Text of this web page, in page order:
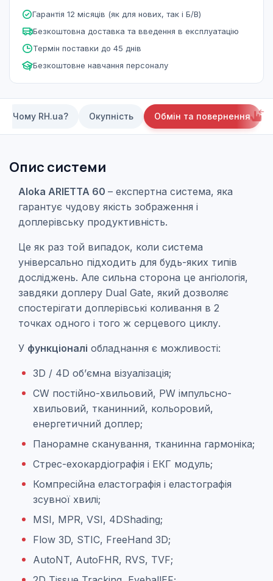
Гарантія 12 місяців (як для нових, так і Б/В)
Безкоштовна доставка та введення в експлуатацію
Термін поставки до 45 днів
Безкоштовне навчання персоналу
Чому RH.ua? Окупність Обмін та повернення
Опис системи
Aloka ARIETTA 60 – експертна система, яка
гарантує чудову якість зображення і
доплерівську продуктивність.
Це як раз той випадок, коли система
універсально підходить для будь-яких типів
досліджень. Але сильна сторона це ангіологія,
завдяки доплеру Dual Gate, який дозволяє
спостерігати доплерівські коливання в 2
точках одного і того ж серцевого циклу.
У функціоналі обладнання є можливості:
3D / 4D об’ємна візуалізація;
CW постійно-хвильовий, PW імпульсно-
хвильовий, тканинний, кольоровий,
енергетичний доплер;
Панорамне сканування, тканинна гармоніка;
Стрес-ехокардіографія і ЕКГ модуль;
Компресійна еластографія і еластографія
зсувної хвилі;
MSI, MPR, VSI, 4DShading;
Flow 3D, STIC, FreeHand 3D;
AutoNT, AutoFHR, RVS, TVF;